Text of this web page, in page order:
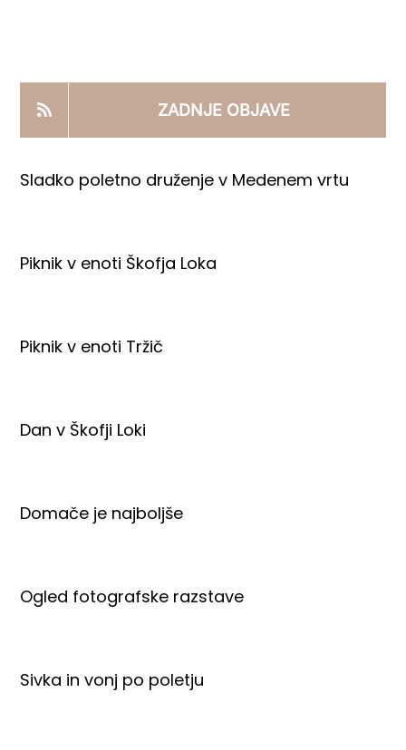
PRODAJNI IZDELKI
AKTUALNO
ZADNJE OBJAVE
Sladko poletno druženje v Medenem vrtu
Piknik v enoti Škofja Loka
Piknik v enoti Tržič
Dan v Škofji Loki
Domače je najboljše
Ogled fotografske razstave
Sivka in vonj po poletju